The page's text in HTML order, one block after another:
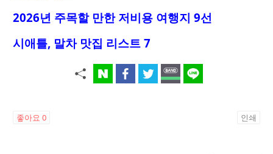
2026년 주목할 만한 저비용 여행지 9선
시애틀, 말차 맛집 리스트 7
좋아요 0 인쇄